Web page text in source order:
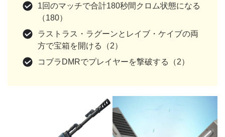
1回のマッチで合計180秒間クロム状態になる
（180）
ラストラス・ラグーンとレイブ・ケイブの両
方で宝箱を開ける（2）
コブラDMRでプレイヤーを撃破する（2）